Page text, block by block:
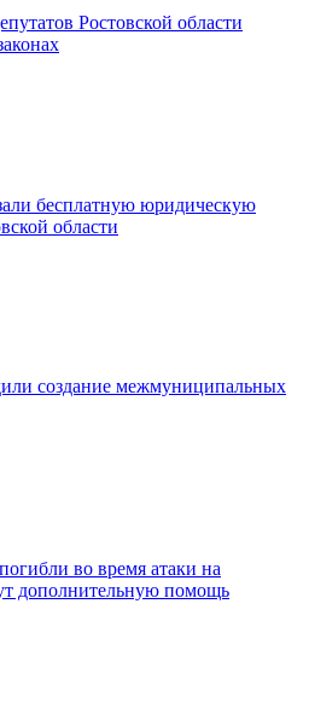
Ростовской области
бесплатную юридическую
области
создание межмуниципальных
во время атаки на
дополнительную помощь